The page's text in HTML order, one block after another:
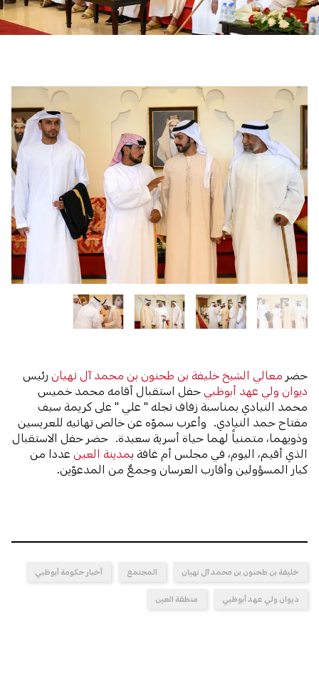
حضر معالي الشيخ خليفة بن طحنون بن محمد آل نهيان رئيس
ديوان ولي عهد أبوظبي حفل استقبال أقامه محمد خميس
محمد النيادي بمناسبة زفاف نجله " علي " على كريمة سيف
مفتاح حمد النيادي. وأعرب سموّه عن خالص تهانيه للعريسين
وذويهما، متمنياً لهما حياة أسرية سعيدة. حضر حفل الاستقبال
الذي أقيم، اليوم، في مجلس أم غافة بمدينة العين عددا من
كبار المسؤولين وأقارب العرسان وجمعٌ من المدعوّين.
خليفة بن طحنون بن محمد آل نهيان المجتمع أخبار حكومة أبوظبي
ديوان ولي عهد أبوظبي منطقة العين